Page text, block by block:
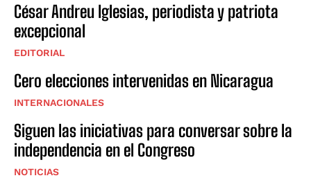
César Andreu Iglesias, periodista y patriota
excepcional
EDITORIAL
Cero elecciones intervenidas en Nicaragua
INTERNACIONALES
Siguen las iniciativas para conversar sobre la
independencia en el Congreso
NOTICIAS